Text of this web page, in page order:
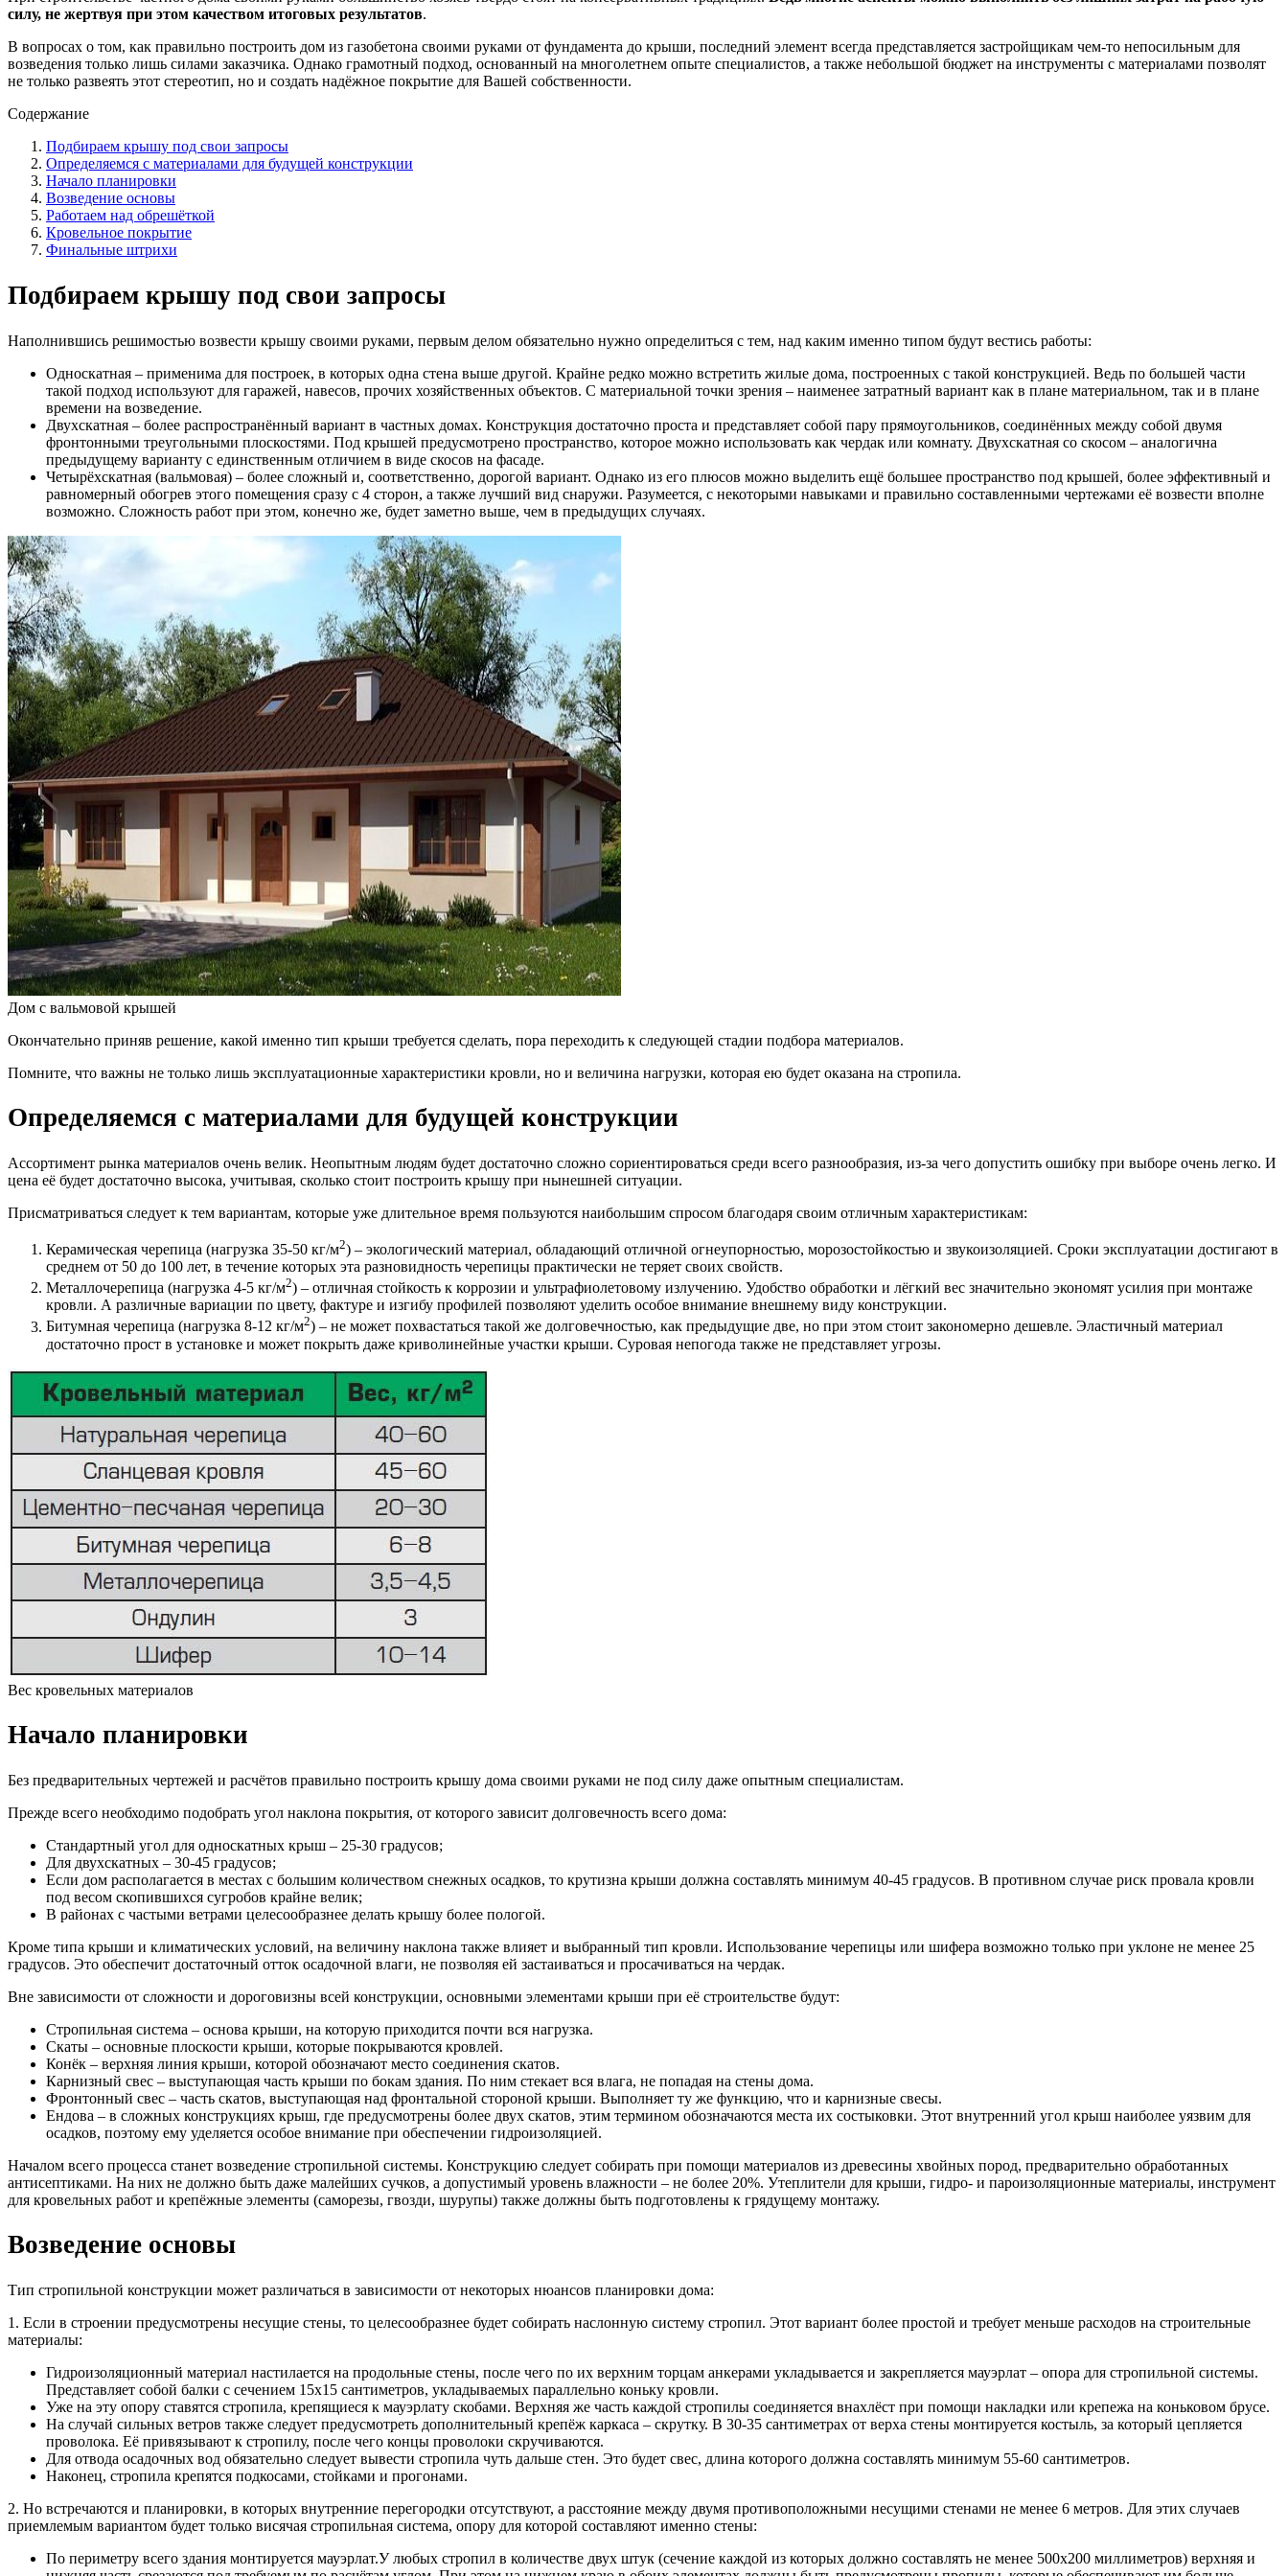
силу, не жертвуя при этом качеством итоговых результатов.
В вопросах о том, как правильно построить дом из газобетона своими руками от фундамента до крыши, последний элемент всегда представляется застройщикам чем-то непосильным для
возведения только лишь силами заказчика. Однако грамотный подход, основанный на многолетнем опыте специалистов, а также небольшой бюджет на инструменты с материалами позволят
не только развеять этот стереотип, но и создать надёжное покрытие для Вашей собственности.
Содержание
Подбираем крышу под свои запросы
Определяемся с материалами для будущей конструкции
Начало планировки
Возведение основы
Работаем над обрешёткой
Кровельное покрытие
Финальные штрихи
Подбираем крышу под свои запросы
Наполнившись решимостью возвести крышу своими руками, первым делом обязательно нужно определиться с тем, над каким именно типом будут вестись работы:
Односкатная – применима для построек, в которых одна стена выше другой. Крайне редко можно встретить жилые дома, построенных с такой конструкцией. Ведь по большей части
такой подход используют для гаражей, навесов, прочих хозяйственных объектов. С материальной точки зрения – наименее затратный вариант как в плане материальном, так и в плане
времени на возведение.
Двухскатная – более распространённый вариант в частных домах. Конструкция достаточно проста и представляет собой пару прямоугольников, соединённых между собой двумя
фронтонными треугольными плоскостями. Под крышей предусмотрено пространство, которое можно использовать как чердак или комнату. Двухскатная со скосом – аналогична
предыдущему варианту с единственным отличием в виде скосов на фасаде.
Четырёхскатная (вальмовая) – более сложный и, соответственно, дорогой вариант. Однако из его плюсов можно выделить ещё большее пространство под крышей, более эффективный и
равномерный обогрев этого помещения сразу с 4 сторон, а также лучший вид снаружи. Разумеется, с некоторыми навыками и правильно составленными чертежами её возвести вполне
возможно. Сложность работ при этом, конечно же, будет заметно выше, чем в предыдущих случаях.
Дом с вальмовой крышей
Окончательно приняв решение, какой именно тип крыши требуется сделать, пора переходить к следующей стадии подбора материалов.
Помните, что важны не только лишь эксплуатационные характеристики кровли, но и величина нагрузки, которая ею будет оказана на стропила.
Определяемся с материалами для будущей конструкции
Ассортимент рынка материалов очень велик. Неопытным людям будет достаточно сложно сориентироваться среди всего разнообразия, из-за чего допустить ошибку при выборе очень легко. И
цена её будет достаточно высока, учитывая, сколько стоит построить крышу при нынешней ситуации.
Присматриваться следует к тем вариантам, которые уже длительное время пользуются наибольшим спросом благодаря своим отличным характеристикам:
Керамическая черепица (нагрузка 35-50 кг/м2) – экологический материал, обладающий отличной огнеупорностью, морозостойкостью и звукоизоляцией. Сроки эксплуатации достигают в
среднем от 50 до 100 лет, в течение которых эта разновидность черепицы практически не теряет своих свойств.
Металлочерепица (нагрузка 4-5 кг/м2) – отличная стойкость к коррозии и ультрафиолетовому излучению. Удобство обработки и лёгкий вес значительно экономят усилия при монтаже
кровли. А различные вариации по цвету, фактуре и изгибу профилей позволяют уделить особое внимание внешнему виду конструкции.
Битумная черепица (нагрузка 8-12 кг/м2) – не может похвастаться такой же долговечностью, как предыдущие две, но при этом стоит закономерно дешевле. Эластичный материал
достаточно прост в установке и может покрыть даже криволинейные участки крыши. Суровая непогода также не представляет угрозы.
Вес кровельных материалов
Начало планировки
Без предварительных чертежей и расчётов правильно построить крышу дома своими руками не под силу даже опытным специалистам.
Прежде всего необходимо подобрать угол наклона покрытия, от которого зависит долговечность всего дома:
Стандартный угол для односкатных крыш – 25-30 градусов;
Для двухскатных – 30-45 градусов;
Если дом располагается в местах с большим количеством снежных осадков, то крутизна крыши должна составлять минимум 40-45 градусов. В противном случае риск провала кровли
под весом скопившихся сугробов крайне велик;
В районах с частыми ветрами целесообразнее делать крышу более пологой.
Кроме типа крыши и климатических условий, на величину наклона также влияет и выбранный тип кровли. Использование черепицы или шифера возможно только при уклоне не менее 25
градусов. Это обеспечит достаточный отток осадочной влаги, не позволяя ей застаиваться и просачиваться на чердак.
Вне зависимости от сложности и дороговизны всей конструкции, основными элементами крыши при её строительстве будут:
Стропильная система – основа крыши, на которую приходится почти вся нагрузка.
Скаты – основные плоскости крыши, которые покрываются кровлей.
Конёк – верхняя линия крыши, которой обозначают место соединения скатов.
Карнизный свес – выступающая часть крыши по бокам здания. По ним стекает вся влага, не попадая на стены дома.
Фронтонный свес – часть скатов, выступающая над фронтальной стороной крыши. Выполняет ту же функцию, что и карнизные свесы.
Ендова – в сложных конструкциях крыш, где предусмотрены более двух скатов, этим термином обозначаются места их состыковки. Этот внутренний угол крыш наиболее уязвим для
осадков, поэтому ему уделяется особое внимание при обеспечении гидроизоляцией.
Началом всего процесса станет возведение стропильной системы. Конструкцию следует собирать при помощи материалов из древесины хвойных пород, предварительно обработанных
антисептиками. На них не должно быть даже малейших сучков, а допустимый уровень влажности – не более 20%. Утеплители для крыши, гидро- и пароизоляционные материалы, инструмент
для кровельных работ и крепёжные элементы (саморезы, гвозди, шурупы) также должны быть подготовлены к грядущему монтажу.
Возведение основы
Тип стропильной конструкции может различаться в зависимости от некоторых нюансов планировки дома:
1. Если в строении предусмотрены несущие стены, то целесообразнее будет собирать наслонную систему стропил. Этот вариант более простой и требует меньше расходов на строительные
материалы:
Гидроизоляционный материал настилается на продольные стены, после чего по их верхним торцам анкерами укладывается и закрепляется мауэрлат – опора для стропильной системы.
Представляет собой балки с сечением 15х15 сантиметров, укладываемых параллельно коньку кровли.
Уже на эту опору ставятся стропила, крепящиеся к мауэрлату скобами. Верхняя же часть каждой стропилы соединяется внахлёст при помощи накладки или крепежа на коньковом брусе.
На случай сильных ветров также следует предусмотреть дополнительный крепёж каркаса – скрутку. В 30-35 сантиметрах от верха стены монтируется костыль, за который цепляется
проволока. Её привязывают к стропилу, после чего концы проволоки скручиваются.
Для отвода осадочных вод обязательно следует вывести стропила чуть дальше стен. Это будет свес, длина которого должна составлять минимум 55-60 сантиметров.
Наконец, стропила крепятся подкосами, стойками и прогонами.
2. Но встречаются и планировки, в которых внутренние перегородки отсутствуют, а расстояние между двумя противоположными несущими стенами не менее 6 метров. Для этих случаев
приемлемым вариантом будет только висячая стропильная система, опору для которой составляют именно стены:
По периметру всего здания монтируется мауэрлат.У любых стропил в количестве двух штук (сечение каждой из которых должно составлять не менее 500х200 миллиметров) верхняя и